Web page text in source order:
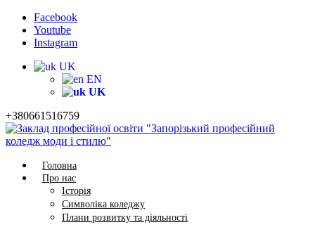
Facebook
Youtube
Instagram
UK
EN
UK
+380661516759
Головна
Про нас
Історія
Символіка коледжу
Плани розвитку та діяльності